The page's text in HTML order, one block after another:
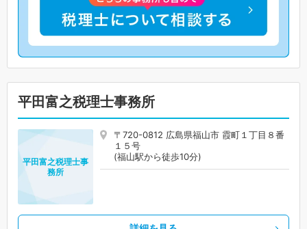
平田富之税理士事務所
〒720-0812 広島県福山市 霞町１丁目８番
１５号
(福山駅から徒歩10分)
平田富之税理士事
務所